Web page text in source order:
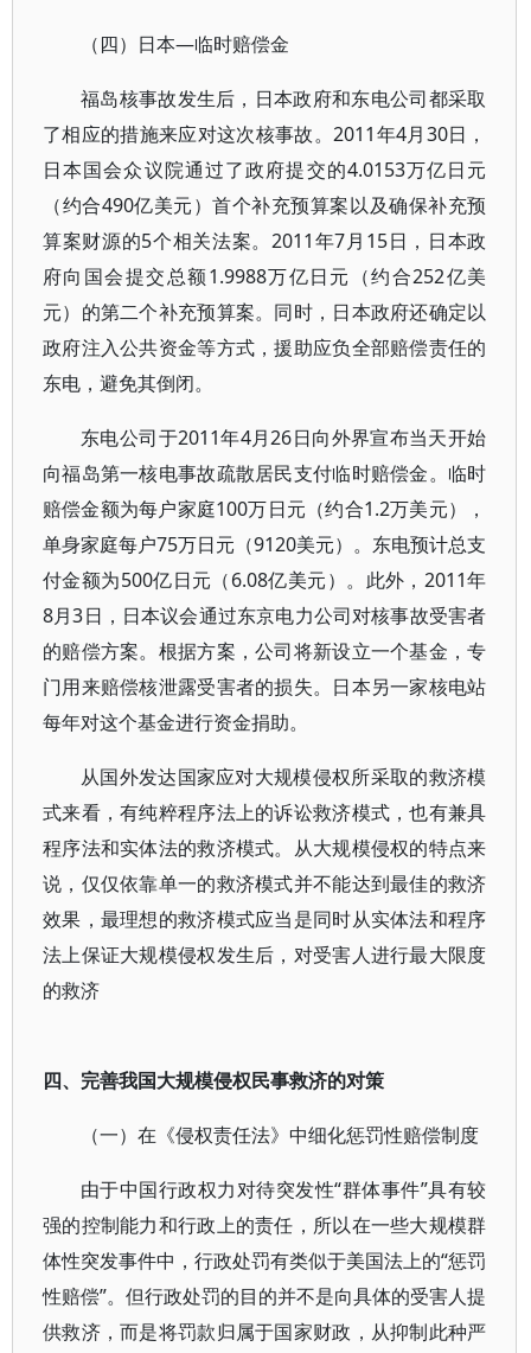
（四）日本—临时赔偿金
福岛核事故发生后，日本政府和东电公司都采取
了相应的措施来应对这次核事故。2011年4月30日，
日本国会众议院通过了政府提交的4.0153万亿日元
（约合490亿美元）首个补充预算案以及确保补充预
算案财源的5个相关法案。2011年7月15日，日本政
府向国会提交总额1.9988万亿日元（约合252亿美
元）的第二个补充预算案。同时，日本政府还确定以
政府注入公共资金等方式，援助应负全部赔偿责任的
东电，避免其倒闭。
东电公司于2011年4月26日向外界宣布当天开始
向福岛第一核电事故疏散居民支付临时赔偿金。临时
赔偿金额为每户家庭100万日元（约合1.2万美元），
单身家庭每户75万日元（9120美元）。东电预计总支
付金额为500亿日元（6.08亿美元）。此外，2011年
8月3日，日本议会通过东京电力公司对核事故受害者
的赔偿方案。根据方案，公司将新设立一个基金，专
门用来赔偿核泄露受害者的损失。日本另一家核电站
每年对这个基金进行资金捐助。
从国外发达国家应对大规模侵权所采取的救济模
式来看，有纯粹程序法上的诉讼救济模式，也有兼具
程序法和实体法的救济模式。从大规模侵权的特点来
说，仅仅依靠单一的救济模式并不能达到最佳的救济
效果，最理想的救济模式应当是同时从实体法和程序
法上保证大规模侵权发生后，对受害人进行最大限度
的救济
四、完善我国大规模侵权民事救济的对策
（一）在《侵权责任法》中细化惩罚性赔偿制度
由于中国行政权力对待突发性“群体事件”具有较
强的控制能力和行政上的责任，所以在一些大规模群
体性突发事件中，行政处罚有类似于美国法上的“惩罚
性赔偿”。但行政处罚的目的并不是向具体的受害人提
供救济，而是将罚款归属于国家财政，从抑制此种严